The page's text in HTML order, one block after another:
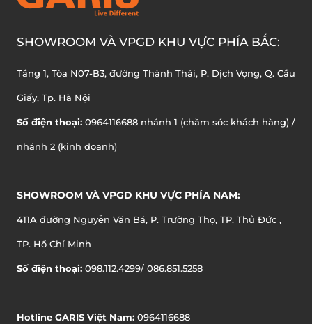
SHOWROOM VÀ VPGD KHU VỰC PHÍA BẮC:
Tầng 1, Tòa N07-B3, đường Thành Thái, P. Dịch Vọng, Q. Cầu
Giấy, Tp. Hà Nội
Số điện thoại: 0964116688 nhánh 1 (chăm sóc khách hàng) /
nhánh 2 (kinh doanh)
SHOWROOM VÀ VPGD KHU VỰC PHÍA NAM:
411A đường Nguyễn Văn Bá, P. Trường Thọ, TP. Thủ Đức ,
TP. Hồ Chí Minh
Số điện thoại: 098.112.4299/ 086.851.5258
Hotline GARIS Việt Nam: 0964116688